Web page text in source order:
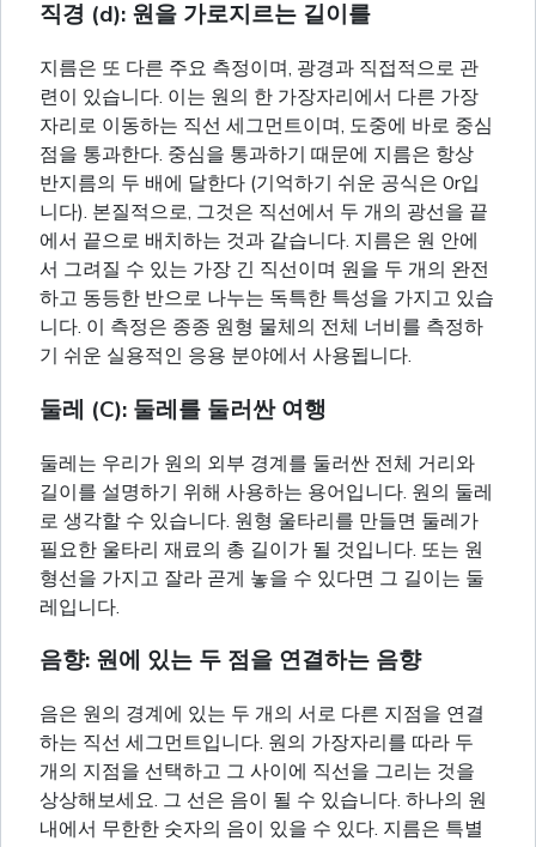
직경 (d): 원을 가로지르는 길이를
지름은 또 다른 주요 측정이며, 광경과 직접적으로 관
련이 있습니다. 이는 원의 한 가장자리에서 다른 가장
자리로 이동하는 직선 세그먼트이며, 도중에 바로 중심
점을 통과한다. 중심을 통과하기 때문에 지름은 항상
반지름의 두 배에 달한다 (기억하기 쉬운 공식은 0r입
니다). 본질적으로, 그것은 직선에서 두 개의 광선을 끝
에서 끝으로 배치하는 것과 같습니다. 지름은 원 안에
서 그려질 수 있는 가장 긴 직선이며 원을 두 개의 완전
하고 동등한 반으로 나누는 독특한 특성을 가지고 있습
니다. 이 측정은 종종 원형 물체의 전체 너비를 측정하
기 쉬운 실용적인 응용 분야에서 사용됩니다.
둘레 (C): 둘레를 둘러싼 여행
둘레는 우리가 원의 외부 경계를 둘러싼 전체 거리와
길이를 설명하기 위해 사용하는 용어입니다. 원의 둘레
로 생각할 수 있습니다. 원형 울타리를 만들면 둘레가
필요한 울타리 재료의 총 길이가 될 것입니다. 또는 원
형선을 가지고 잘라 곧게 놓을 수 있다면 그 길이는 둘
레입니다.
음향: 원에 있는 두 점을 연결하는 음향
음은 원의 경계에 있는 두 개의 서로 다른 지점을 연결
하는 직선 세그먼트입니다. 원의 가장자리를 따라 두
개의 지점을 선택하고 그 사이에 직선을 그리는 것을
상상해보세요. 그 선은 음이 될 수 있습니다. 하나의 원
내에서 무한한 숫자의 음이 있을 수 있다. 지름은 특별